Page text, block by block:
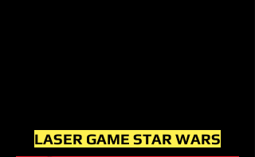
LASER GAME STAR WARS